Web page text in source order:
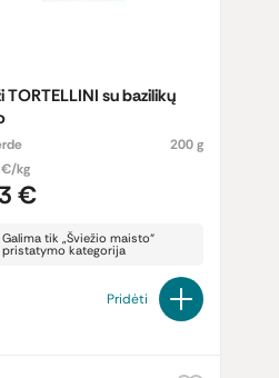
TORTELLINI su bazilikų
200 g
€/kg
€
Galima tik „Šviežio maisto“
pristatymo kategorija
Pridėti